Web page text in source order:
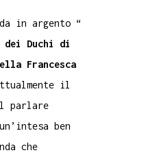
in argento “
Duchi di
Francesca
il
parlare
ben
che